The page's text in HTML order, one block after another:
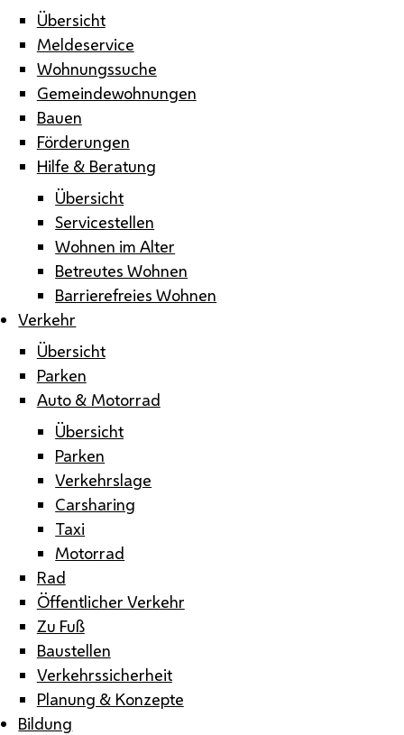
Übersicht
Meldeservice
Wohnungssuche
Gemeindewohnungen
Bauen
Förderungen
Hilfe & Beratung
Übersicht
Servicestellen
Wohnen im Alter
Betreutes Wohnen
Barrierefreies Wohnen
Verkehr
Übersicht
Parken
Auto & Motorrad
Übersicht
Parken
Verkehrslage
Carsharing
Taxi
Motorrad
Rad
Öffentlicher Verkehr
Zu Fuß
Baustellen
Verkehrssicherheit
Planung & Konzepte
Bildung